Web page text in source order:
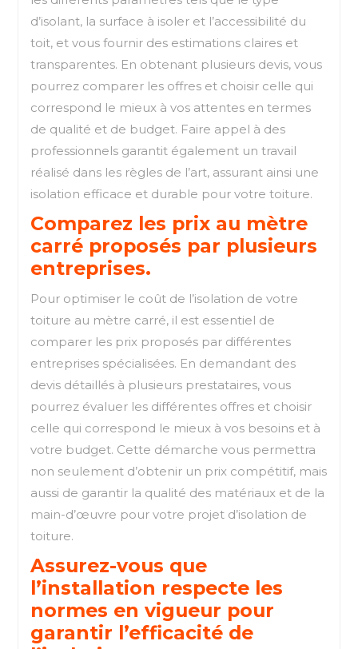
d’isolant, la surface à isoler et l’accessibilité du
toit, et vous fournir des estimations claires et
transparentes. En obtenant plusieurs devis, vous
pourrez comparer les offres et choisir celle qui
correspond le mieux à vos attentes en termes
de qualité et de budget. Faire appel à des
professionnels garantit également un travail
réalisé dans les règles de l’art, assurant ainsi une
isolation efficace et durable pour votre toiture.
Comparez les prix au mètre
carré proposés par plusieurs
entreprises.
Pour optimiser le coût de l’isolation de votre
toiture au mètre carré, il est essentiel de
comparer les prix proposés par différentes
entreprises spécialisées. En demandant des
devis détaillés à plusieurs prestataires, vous
pourrez évaluer les différentes offres et choisir
celle qui correspond le mieux à vos besoins et à
votre budget. Cette démarche vous permettra
non seulement d’obtenir un prix compétitif, mais
aussi de garantir la qualité des matériaux et de la
main-d’œuvre pour votre projet d’isolation de
toiture.
Assurez-vous que
l’installation respecte les
normes en vigueur pour
garantir l’efficacité de